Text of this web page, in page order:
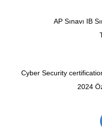
AP Sınavı IB
Cyber Security
2024